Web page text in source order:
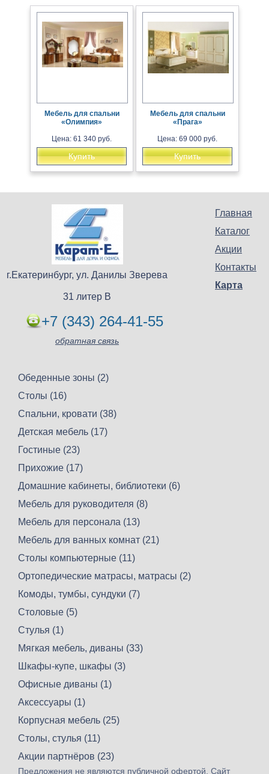
Мебель для спальни
«Олимпия»
Цена: 61 340 руб.
Купить
Мебель для спальни
«Прага»
Цена: 69 000 руб.
Купить
Главная
Каталог
Акции
Контакты
Карта
г.Екатеринбург, ул. Данилы Зверева
31 литер В
+7 (343) 264-41-55
обратная связь
Обеденные зоны (2)
Столы (16)
Спальни, кровати (38)
Детская мебель (17)
Гостиные (23)
Прихожие (17)
Домашние кабинеты, библиотеки (6)
Мебель для руководителя (8)
Мебель для персонала (13)
Мебель для ванных комнат (21)
Столы компьютерные (11)
Ортопедические матрасы, матрасы (2)
Комоды, тумбы, сундуки (7)
Столовые (5)
Стулья (1)
Мягкая мебель, диваны (33)
Шкафы-купе, шкафы (3)
Офисные диваны (1)
Аксессуары (1)
Корпусная мебель (25)
Столы, стулья (11)
Акции партнёров (23)
Предложения не являются публичной офертой. Сайт